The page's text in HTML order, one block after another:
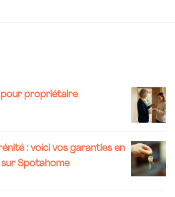
GUIDE
DE
CHECK-
pour propriétaire
LOUEZ
EN
TOUTE
: voici vos garanties en
Spotahome